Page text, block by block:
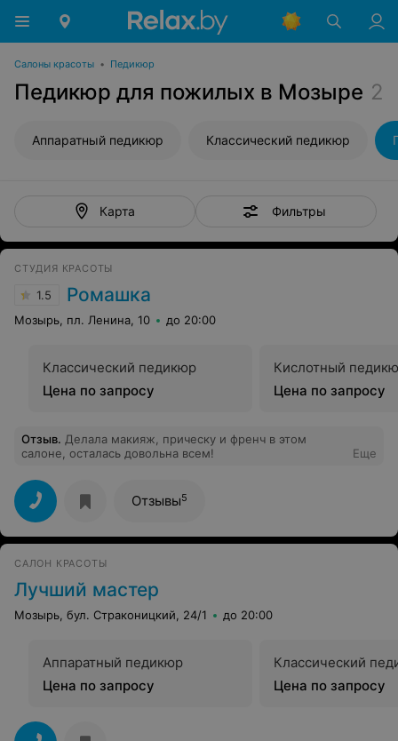
Салоны красоты • Педикюр
Педикюр для пожилых в Мозыре 2
Аппаратный педикюр Классический педикюр
Карта Фильтры
СТУДИЯ КРАСОТЫ
1.5 Ромашка
Мозырь, пл. Ленина, 10 до 20:00
Классический педикюр
Цена по запросу
Кислотный
Цена по запросу
Отзыв. Делала макияж, прическу и френч в этом
салоне, осталась довольна всем!
Еще
Отзывы5
САЛОН КРАСОТЫ
Лучший мастер
Мозырь, бул. Страконицкий, 24/1 до 20:00
Аппаратный педикюр
Цена по запросу
Классический
Цена по запросу